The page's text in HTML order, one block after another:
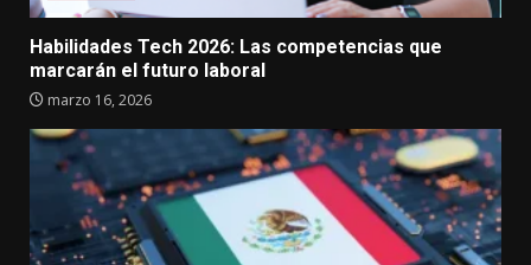
Habilidades Tech 2026: Las competencias que
marcarán el futuro laboral
marzo 16, 2026